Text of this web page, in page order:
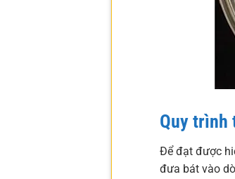
Quy trình
Để đạt được
đưa bát vào